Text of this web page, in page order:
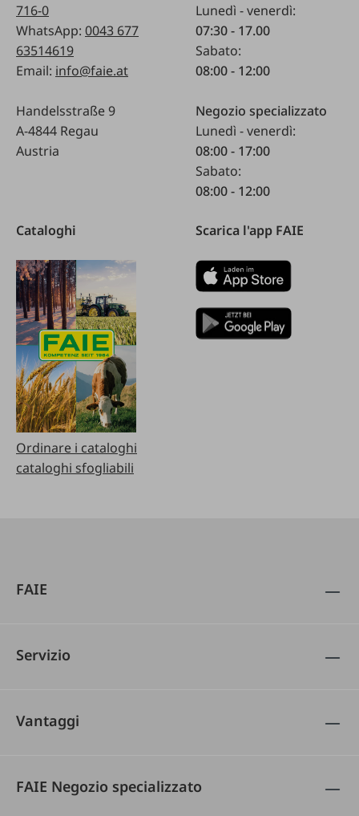
716-0
WhatsApp: 0043 677
63514619
Email: info@faie.at
Handelsstraße 9
A-4844 Regau
Austria
Lunedì - venerdì:
07:30 - 17.00
Sabato:
08:00 - 12:00
Negozio specializzato
Lunedì - venerdì:
08:00 - 17:00
Sabato:
08:00 - 12:00
Cataloghi
Ordinare i cataloghi
cataloghi sfogliabili
Scarica l'app FAIE
FAIE
Servizio
Vantaggi
FAIE Negozio specializzato